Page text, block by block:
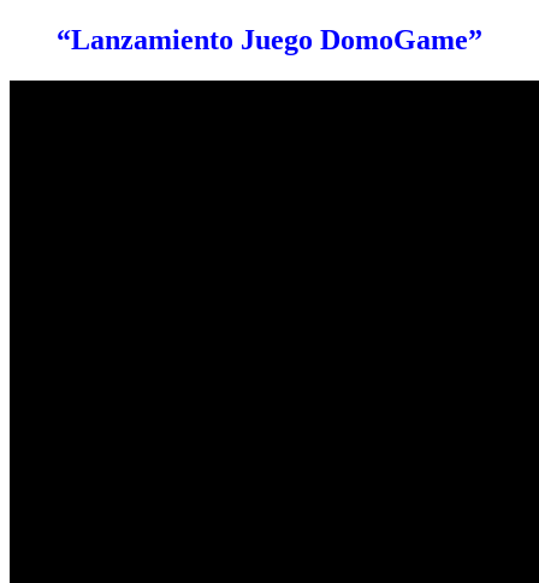
“Lanzamiento Juego DomoGame”